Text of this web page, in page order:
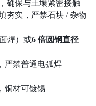
确保与土壤紧密接触
夯实，严禁石块 / 杂物
焊）或6 倍圆钢直径
严禁普通电弧焊
铜材可镀锡